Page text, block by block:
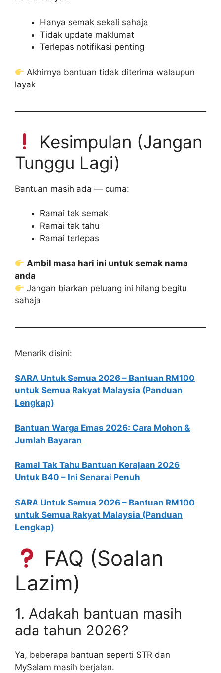
Hanya semak sekali sahaja
Tidak update maklumat
Terlepas notifikasi penting
Akhirnya bantuan tidak diterima walaupun
layak
Kesimpulan (Jangan
Tunggu Lagi)
Bantuan masih ada — cuma:
Ramai tak semak
Ramai tak tahu
Ramai terlepas
Ambil masa hari ini untuk semak nama
anda
Jangan biarkan peluang ini hilang begitu
sahaja
Menarik disini:
SARA Untuk Semua 2026 – Bantuan RM100
untuk Semua Rakyat Malaysia (Panduan
Lengkap)
Bantuan Warga Emas 2026: Cara Mohon &
Jumlah Bayaran
Ramai Tak Tahu Bantuan Kerajaan 2026
Untuk B40 – Ini Senarai Penuh
SARA Untuk Semua 2026 – Bantuan RM100
untuk Semua Rakyat Malaysia (Panduan
Lengkap)
FAQ (Soalan
Lazim)
1. Adakah bantuan masih
ada tahun 2026?
Ya, beberapa bantuan seperti STR dan
MySalam masih berjalan.